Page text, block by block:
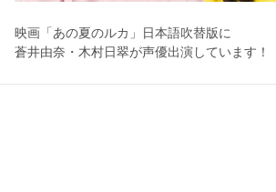
映画「あの夏のルカ」日本語吹替版に
蒼井由奈・木村日翠が声優出演しています！